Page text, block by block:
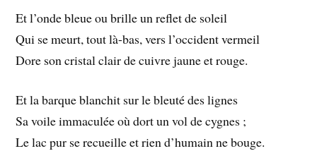
Et l’onde bleue ou brille un reflet de soleil
Qui se meurt, tout là-bas, vers l’occident vermeil
Dore son cristal clair de cuivre jaune et rouge.
Et la barque blanchit sur le bleuté des lignes
Sa voile immaculée où dort un vol de cygnes ;
Le lac pur se recueille et rien d’humain ne bouge.